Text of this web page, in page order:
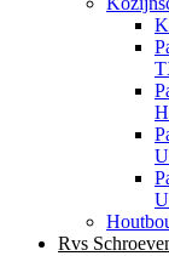
Rvs